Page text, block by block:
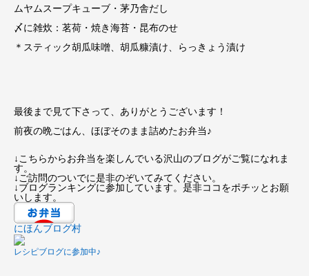
ムヤムスープキューブ・茅乃舎だし
〆に雑炊：茗荷・焼き海苔・昆布のせ
＊スティック胡瓜味噌、胡瓜糠漬け、らっきょう漬け
最後まで見て下さって、ありがとうございます！
前夜の晩ごはん、ほぼそのまま詰めたお弁当♪
↓こちらからお弁当を楽しんでいる沢山のブログがご覧になれま
す。
↓ご訪問のついでに是非のぞいてみてください。
↓ブログランキングに参加しています。是非ココをポチッとお願
いします。
にほんブログ村
レシピブログに参加中♪